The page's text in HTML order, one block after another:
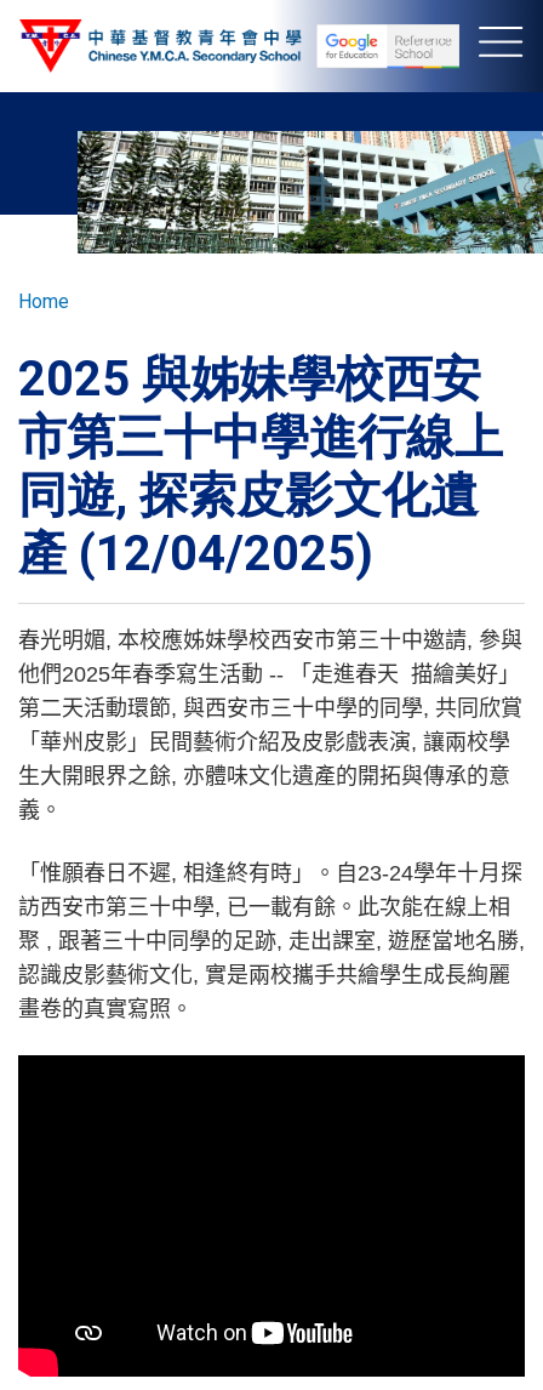
Skip
Breadcrumb
Home
2025 與姊妹學校西安
市第三十中學進行線上
同遊, 探索皮影文化遺
產 (12/04/2025)
春光明媚, 本校應姊妹學校西安市第三十中邀請, 參與
他們2025年春季寫生活動 -- 「走進春天 描繪美好」
第二天活動環節, 與西安市三十中學的同學, 共同欣賞
「華州皮影」民間藝術介紹及皮影戲表演, 讓兩校學
生大開眼界之餘, 亦體味文化遺產的開拓與傳承的意
義。
「惟願春日不遲, 相逢終有時」。自23-24學年十月探
訪西安市第三十中學, 已一載有餘。此次能在線上相
聚 , 跟著三十中同學的足跡, 走出課室, 遊歷當地名勝,
認識皮影藝術文化, 實是兩校攜手共繪學生成長絢麗
畫卷的真實寫照。